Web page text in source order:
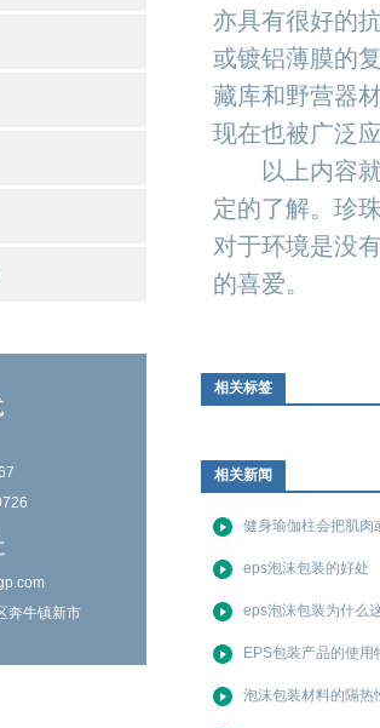
奔牛镇新市
亦具有很好的
或镀铝薄膜的
藏库和野营器
现在也被广泛
以上内容就
定的了解。珍
对于环境是没
的喜爱。
相关标签
相关新闻
健身瑜伽柱会把肌肉
eps泡沫包装的好处
eps泡沫包装为什么
EPS包装产品的使用
泡沫包装材料的隔热